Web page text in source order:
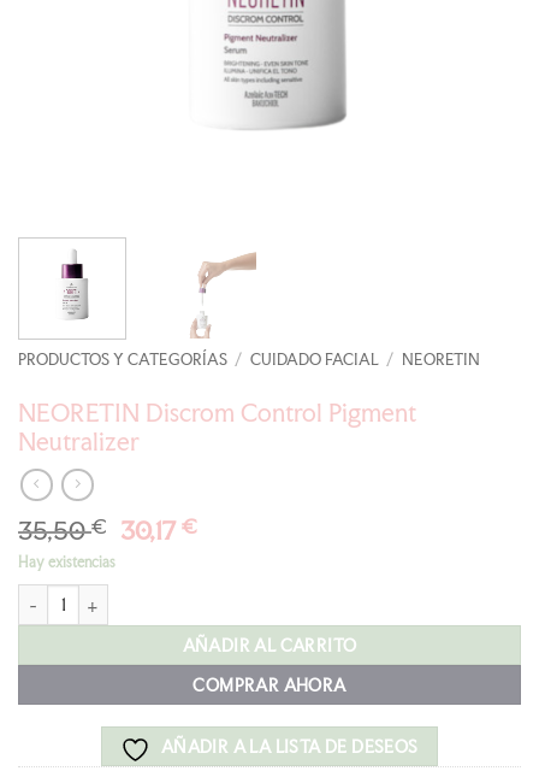
PRODUCTOS Y CATEGORÍAS / CUIDADO FACIAL / NEORETIN
NEORETIN Discrom Control Pigment
Neutralizer
35,50€ El
35,50 €.
30,17€El
30,17 €.
Hay existencias
NEORETIN Discrom Control Pigment Neutralizer cantidad
AÑADIR AL CARRITO
COMPRAR AHORA
AÑADIR A LA LISTA DE DESEOS